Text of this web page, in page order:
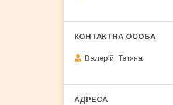
Валерій, Тетяна